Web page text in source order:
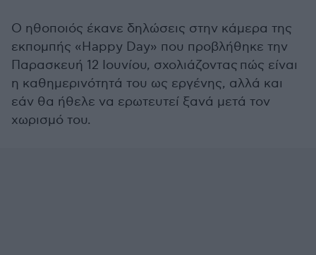
Ο ηθοποιός έκανε δηλώσεις στην κάμερα της
εκπομπής «Happy Day» που προβλήθηκε την
Παρασκευή 12 Ιουνίου, σχολιάζοντας πώς είναι
η καθημερινότητά του ως εργένης, αλλά και
εάν θα ήθελε να ερωτευτεί ξανά μετά τον
χωρισμό του.